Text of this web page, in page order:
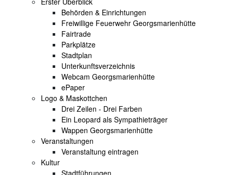
Behörden & Einrichtungen
Freiwillige Feuerwehr Georgsmarienhütte
Fairtrade
Parkplätze
Stadtplan
Unterkunftsverzeichnis
Webcam Georgsmarienhütte
ePaper
Logo & Maskottchen
Drei Zeilen - Drei Farben
Ein Leopard als Sympathieträger
Wappen Georgsmarienhütte
Veranstaltungen
Veranstaltung eintragen
Kultur
Stadtführungen